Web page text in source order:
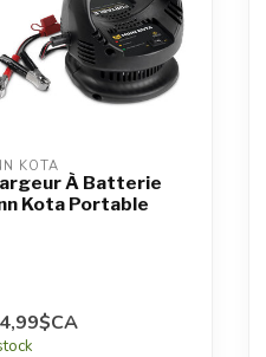
KOTA
À Batterie
Kota Portable